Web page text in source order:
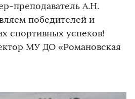
преподаватель А.Н.
победителей и
спортивных успехов!
МУ ДО «Романовская